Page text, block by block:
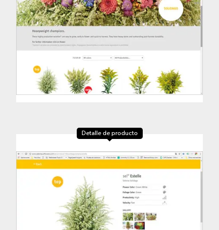
Detalle de producto